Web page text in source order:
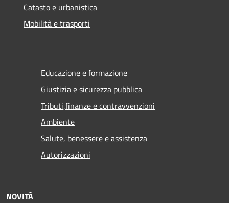
Catasto e urbanistica
Mobilità e trasporti
Educazione e formazione
Giustizia e sicurezza pubblica
Tributi,finanze e contravvenzioni
Ambiente
Salute, benessere e assistenza
Autorizzazioni
NOVITÀ